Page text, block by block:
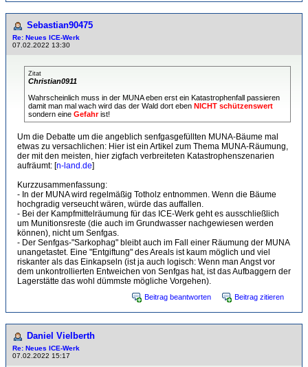
Sebastian90475
Re: Neues ICE-Werk
07.02.2022 13:30
Zitat
Christian0911
Wahrscheinlich muss in der MUNA eben erst ein Katastrophenfall passieren
damit man mal wach wird das der Wald dort eben NICHT schützenswert
sondern eine Gefahrist!
Um die Debatte um die angeblich senfgasgefüllten MUNA-Bäume mal
etwas zu versachlichen: Hier ist ein Artikel zum Thema MUNA-Räumung,
der mit den meisten, hier zigfach verbreiteten Katastrophenszenarien
aufräumt: [n-land.de]
Kurzzusammenfassung:
- In der MUNA wird regelmäßig Totholz entnommen. Wenn die Bäume
hochgradig verseucht wären, würde das auffallen.
- Bei der Kampfmittelräumung für das ICE-Werk geht es ausschließlich
um Munitionsreste (die auch im Grundwasser nachgewiesen werden
können), nicht um Senfgas.
- Der Senfgas-"Sarkophag" bleibt auch im Fall einer Räumung der MUNA
unangetastet. Eine "Entgiftung" des Areals ist kaum möglich und viel
riskanter als das Einkapseln (ist ja auch logisch: Wenn man Angst vor
dem unkontrollierten Entweichen von Senfgas hat, ist das Aufbaggern der
Lagerstätte das wohl dümmste mögliche Vorgehen).
Beitrag beantworten Beitrag zitieren
Daniel Vielberth
Re: Neues ICE-Werk
07.02.2022 15:17